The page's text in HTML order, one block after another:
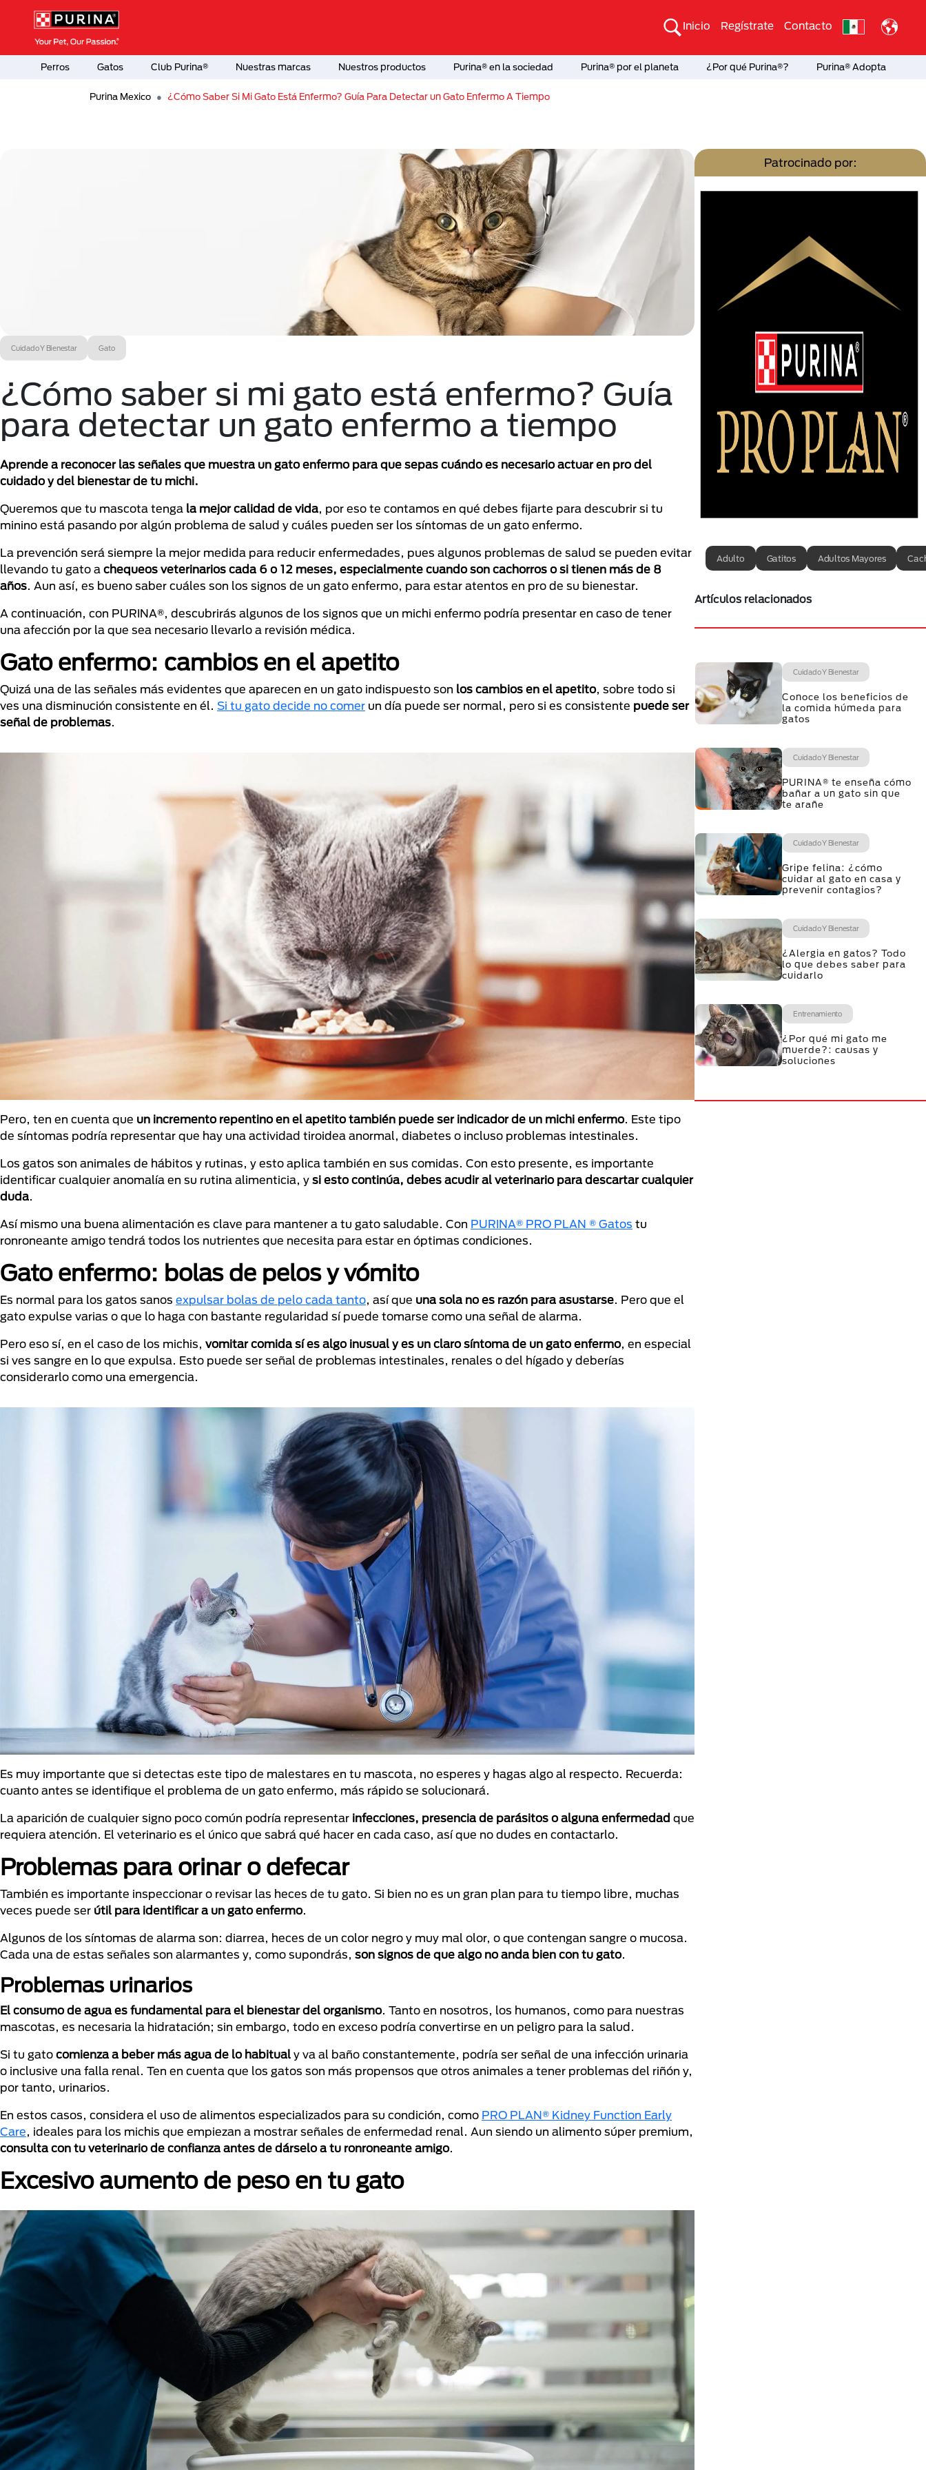
Pasar al contenido principal
Menú Secundario Purina
Inicio Regístrate Contacto
Menú Principal Purina
Perros Gatos Club Purina® Nuestras marcas Nuestros productos Purina® en la sociedad Purina® por el planeta ¿Por qué Purina®? Purina® Adopta
Purina Mexico ¿Cómo Saber Si Mi Gato Está Enfermo? Guía Para Detectar un Gato Enfermo A Tiempo
Cuidado Y Bienestar Gato
¿Cómo saber si mi gato está enfermo? Guía
para detectar un gato enfermo a tiempo
Aprende a reconocer las señales que muestra un gato enfermo para que sepas cuándo es necesario actuar en pro del
cuidado y del bienestar de tu michi.
Queremos que tu mascota tenga la mejor calidad de vida, por eso te contamos en qué debes fijarte para descubrir si tu
minino está pasando por algún problema de salud y cuáles pueden ser los síntomas de un gato enfermo.
La prevención será siempre la mejor medida para reducir enfermedades, pues algunos problemas de salud se pueden evitar
llevando tu gato a chequeos veterinarios cada 6 o 12 meses, especialmente cuando son cachorros o si tienen más de 8
años. Aun así, es bueno saber cuáles son los signos de un gato enfermo, para estar atentos en pro de su bienestar.
A continuación, con PURINA®, descubrirás algunos de los signos que un michi enfermo podría presentar en caso de tener
una afección por la que sea necesario llevarlo a revisión médica.
Gato enfermo: cambios en el apetito
Quizá una de las señales más evidentes que aparecen en un gato indispuesto son los cambios en el apetito, sobre todo si
ves una disminución consistente en él. Si tu gato decide no comer un día puede ser normal, pero si es consistente puede ser
señal de problemas.
Pero, ten en cuenta que un incremento repentino en el apetito también puede ser indicador de un michi enfermo. Este tipo
de síntomas podría representar que hay una actividad tiroidea anormal, diabetes o incluso problemas intestinales.
Los gatos son animales de hábitos y rutinas, y esto aplica también en sus comidas. Con esto presente, es importante
identificar cualquier anomalía en su rutina alimenticia, y si esto continúa, debes acudir al veterinario para descartar cualquier
duda.
Así mismo una buena alimentación es clave para mantener a tu gato saludable. Con PURINA® PRO PLAN ® Gatos tu
ronroneante amigo tendrá todos los nutrientes que necesita para estar en óptimas condiciones.
Gato enfermo: bolas de pelos y vómito
Es normal para los gatos sanos expulsar bolas de pelo cada tanto, así que una sola no es razón para asustarse. Pero que el
gato expulse varias o que lo haga con bastante regularidad sí puede tomarse como una señal de alarma.
Pero eso sí, en el caso de los michis, vomitar comida sí es algo inusual y es un claro síntoma de un gato enfermo, en especial
si ves sangre en lo que expulsa. Esto puede ser señal de problemas intestinales, renales o del hígado y deberías
considerarlo como una emergencia.
Es muy importante que si detectas este tipo de malestares en tu mascota, no esperes y hagas algo al respecto. Recuerda:
cuanto antes se identifique el problema de un gato enfermo, más rápido se solucionará.
La aparición de cualquier signo poco común podría representar infecciones, presencia de parásitos o alguna enfermedad que
requiera atención. El veterinario es el único que sabrá qué hacer en cada caso, así que no dudes en contactarlo.
Problemas para orinar o defecar
También es importante inspeccionar o revisar las heces de tu gato. Si bien no es un gran plan para tu tiempo libre, muchas
veces puede ser útil para identificar a un gato enfermo.
Algunos de los síntomas de alarma son: diarrea, heces de un color negro y muy mal olor, o que contengan sangre o mucosa.
Cada una de estas señales son alarmantes y, como supondrás, son signos de que algo no anda bien con tu gato.
Problemas urinarios
El consumo de agua es fundamental para el bienestar del organismo. Tanto en nosotros, los humanos, como para nuestras
mascotas, es necesaria la hidratación; sin embargo, todo en exceso podría convertirse en un peligro para la salud.
Si tu gato comienza a beber más agua de lo habitual y va al baño constantemente, podría ser señal de una infección urinaria
o inclusive una falla renal. Ten en cuenta que los gatos son más propensos que otros animales a tener problemas del riñón y,
por tanto, urinarios.
En estos casos, considera el uso de alimentos especializados para su condición, como PRO PLAN® Kidney Function Early
Care, ideales para los michis que empiezan a mostrar señales de enfermedad renal. Aun siendo un alimento súper premium,
consulta con tu veterinario de confianza antes de dárselo a tu ronroneante amigo.
Excesivo aumento de peso en tu gato
Patrocinado por:
Adulto Gatitos Adultos Mayores
Artículos relacionados
Cuidado Y Bienestar
Conoce los beneficios de
la comida húmeda para
gatos
Cuidado Y Bienestar
PURINA® te enseña cómo
bañar a un gato sin que
te arañe
Cuidado Y Bienestar
Gripe felina: ¿cómo
cuidar al gato en casa y
prevenir contagios?
Cuidado Y Bienestar
¿Alergia en gatos? Todo
lo que debes saber para
cuidarlo
Entrenamiento
¿Por qué mi gato me
muerde?: causas y
soluciones